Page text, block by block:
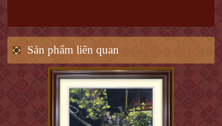
Sản phẩm liên quan